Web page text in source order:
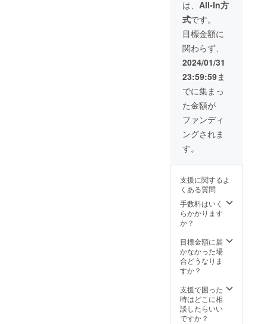
欄」へ
代表者
様のご
連絡先
などを
お教え
くださ
蜜絞り
一回あ
たりの
体験定
員は設
けてお
りませ
や、お
仲間
様、ま
たお一
人でな
ど、体
場合
は、
「備考
と、参
加人数
をご記
入お願
び、一
歳未満
の幼児
へ与え
ないで
くださ
い。 ※
原材料
及び添
加物等
の食品
表示は
お届け
商品の
されま
品開封
前には
必ずお
届けの
付され
たラベ
ルや注
認くだ
さい。
※勉強会
の日程
さった
皆様
へ、国
産純粋
生はち
みつ１
瓶をお
渡しし
ます。
はちみ
つの容
量はご
参加人
数に合
す。
30名様
の場合
１瓶あ
たり
名様の
場合１
瓶あた
ご用意
しま
す。ご
参加人
は、 All-In方
式です。
目標金額に
関わらず、
2024/01/31
23:59:59ま
でに集まっ
た金額が
ファンディ
ングされま
す。
支援に関するよ
くある質問
手数料はいく
らかかります
か？
目標金額に届
かなかった場
合どうなりま
すか？
支援で困った
時はどこに相
談したらいい
ですか？